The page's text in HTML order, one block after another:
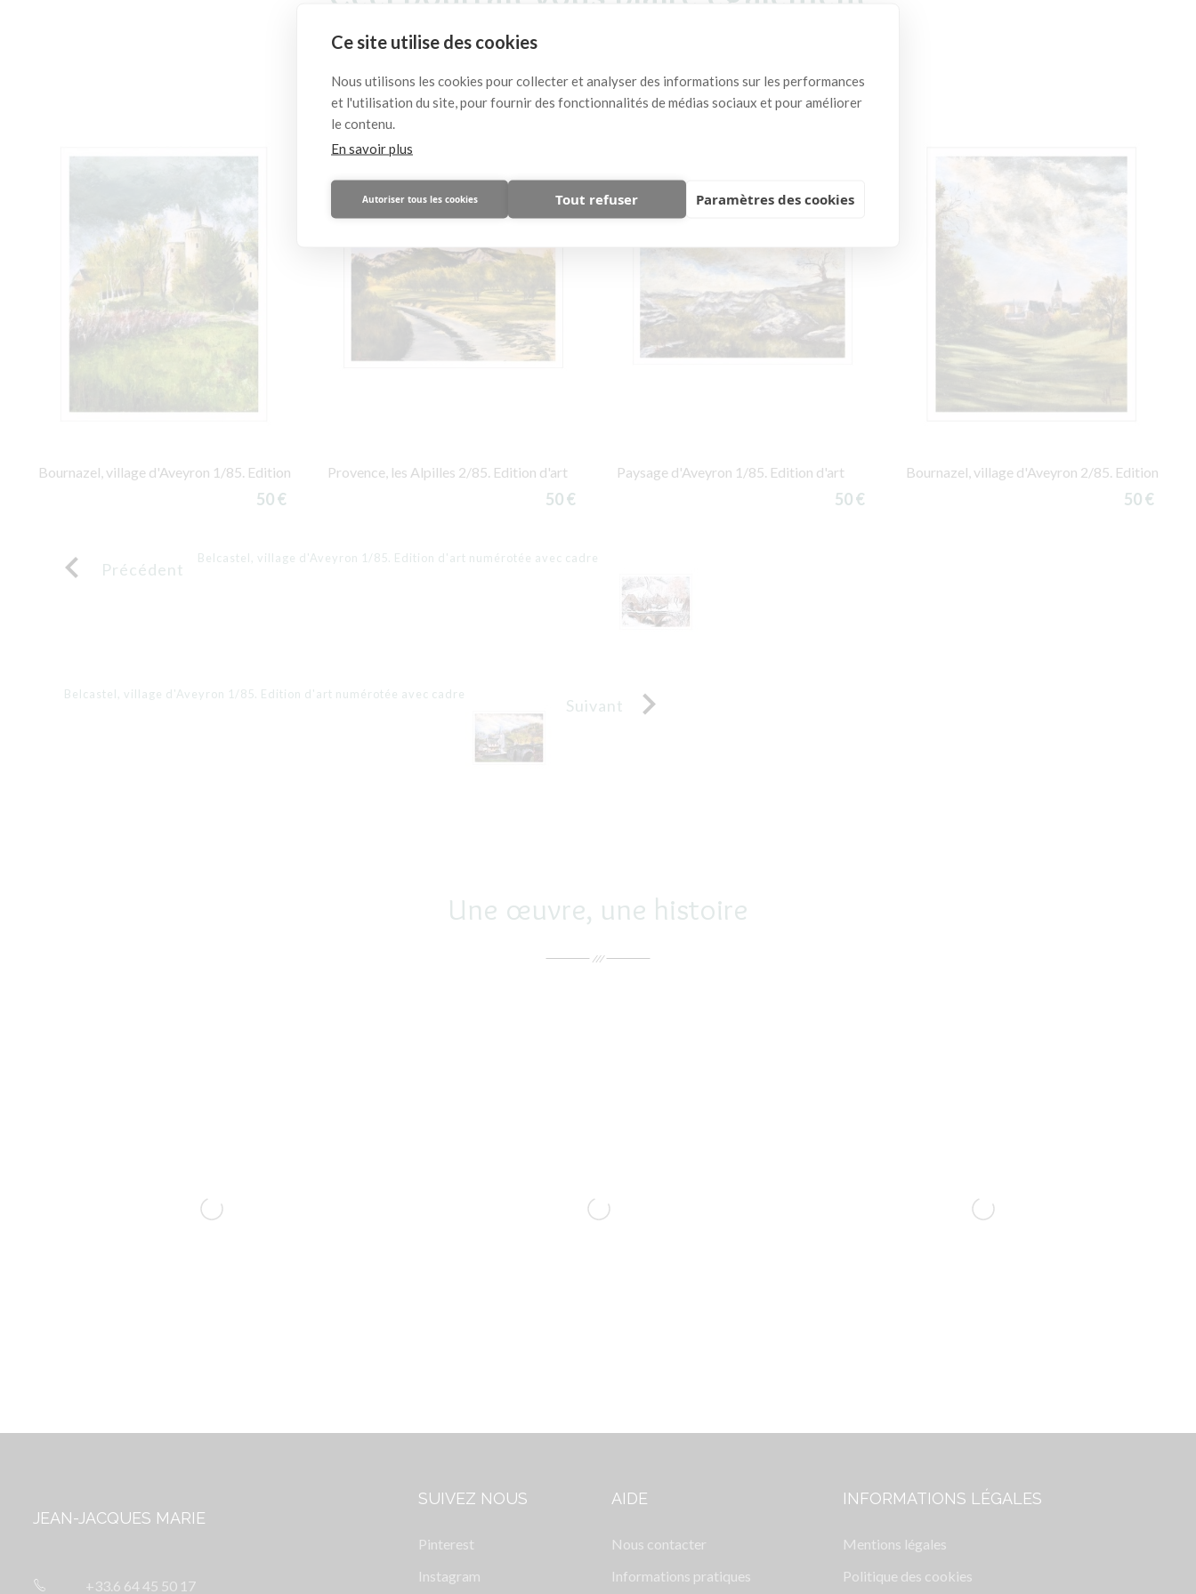
Ce site utilise des cookies
Nous utilisons les cookies pour collecter et analyser des informations sur les performances
et l'utilisation du site, pour fournir des fonctionnalités de médias sociaux et pour améliorer
le contenu.
En savoir plus
Autoriser tous les cookies Tout refuser Paramètres des cookies
( 8 autres produits dans cette catégorie )
Bournazel, village d'Aveyron 1/85. Edition
50 €
Provence, les Alpilles 2/85. Edition d'art
50 €
Paysage d'Aveyron 1/85. Edition d'art
50 €
Bournazel, village d'Aveyron 2/85. Edition
50 €
 Précédent
Belcastel, village d'Aveyron 1/85. Edition d'art numérotée avec cadre
Suivant 
Belcastel, village d'Aveyron 1/85. Edition d'art numérotée avec cadre
Une œuvre, une histoire
JEAN-JACQUES MARIE
+33.6 64 45 50 17
SUIVEZ NOUS
Pinterest
Instagram
AIDE
Nous contacter
Informations pratiques
INFORMATIONS LÉGALES
Mentions légales
Politique des cookies